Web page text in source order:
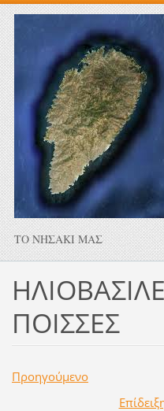
ΤΟ ΝΗΣΑΚΙ ΜΑΣ
ΠΟΙΣΣΕΣ
Προηγούμενο